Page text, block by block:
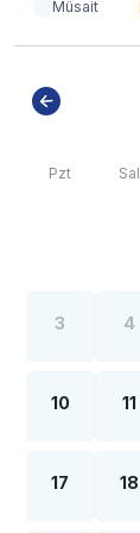
Müsait
Pzt Sal
3 4
10 11
17 18